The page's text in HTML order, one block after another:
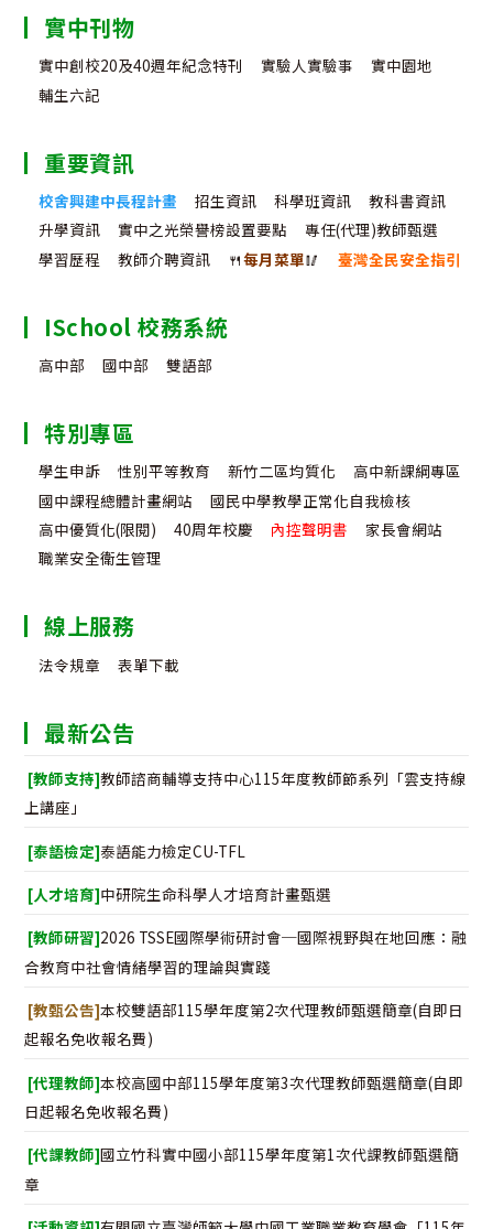
實中刊物
實中創校20及40週年紀念特刊 實驗人實驗事
實中園地
輔生六記
重要資訊
校舍興建中長程計畫 招生資訊 科學班資訊
教科書資訊
升學資訊
實中之光榮譽榜設置要點
專任(代理)教師甄選
學習歷程
教師介聘資訊 🍴每月菜單🥢 臺灣全民安全指引
ISchool 校務系統
高中部 國中部 雙語部
特別專區
學生申訴 性別平等教育 新竹二區均質化
高中新課綱專區
國中課程總體計畫網站
國民中學教學正常化自我檢核
高中優質化(限閱)
40周年校慶 內控聲明書
家長會網站
職業安全衛生管理
線上服務
法令規章 表單下載
最新公告
[教師支持]教師諮商輔導支持中心115年度教師節系列「雲支持線
上講座」
[泰語檢定]泰語能力檢定CU-TFL
[人才培育]中研院生命科學人才培育計畫甄選
[教師研習]2026 TSSE國際學術研討會─國際視野與在地回應：融
合教育中社會情緒學習的理論與實踐
[教甄公告]本校雙語部115學年度第2次代理教師甄選簡章(自即日
起報名免收報名費)
[代理教師]本校高國中部115學年度第3次代理教師甄選簡章(自即
日起報名免收報名費)
[代課教師]國立竹科實中國小部115學年度第1次代課教師甄選簡
章